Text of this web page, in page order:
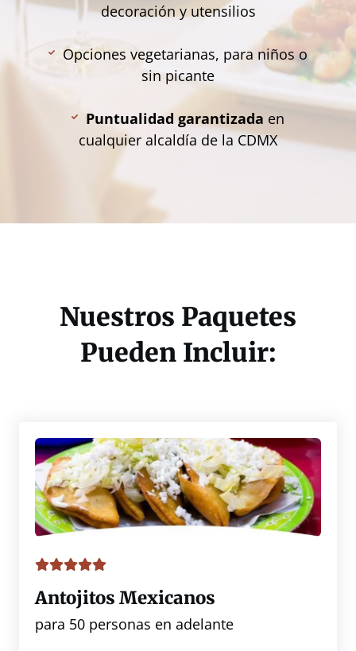
decoración y utensilios
Opciones vegetarianas, para niños o
sin picante
Puntualidad garantizada en
cualquier alcaldía de la CDMX
Nuestros Paquetes
Pueden Incluir:
Antojitos Mexicanos
para 50 personas en adelante